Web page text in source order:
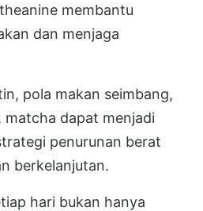
membantu
dan menjaga
pola makan seimbang,
dapat menjadi
penurunan berat
berkelanjutan.
hari bukan hanya